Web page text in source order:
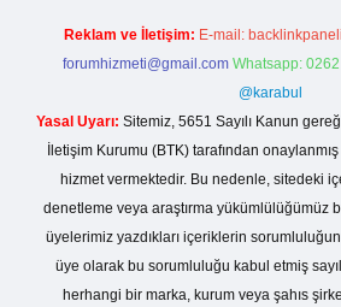
Reklam ve İletişim: E-mail:
forumhizmeti@gmail.com Whatsapp:
@karabul
Yasal Uyarı: Sitemiz, 5651 Sayılı Kanun
İletişim Kurumu (BTK) tarafından
hizmet vermektedir. Bu nedenle, sitedeki
denetleme veya araştırma yükümlülüğümüz
üyelerimiz yazdıkları içeriklerin
üye olarak bu sorumluluğu kabul etmiş
herhangi bir marka, kurum veya şahıs